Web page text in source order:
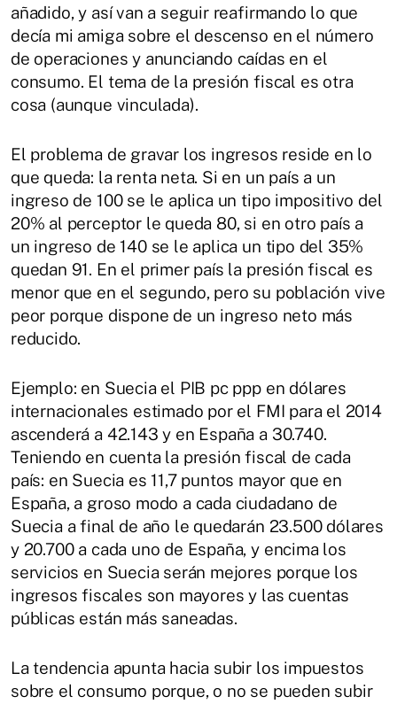
añadido, y así van a seguir reafirmando lo que
decía mi amiga sobre el descenso en el número
de operaciones y anunciando caídas en el
consumo. El tema de la presión fiscal es otra
cosa (aunque vinculada).
El problema de gravar los ingresos reside en lo
que queda: la renta neta. Si en un país a un
ingreso de 100 se le aplica un tipo impositivo del
20% al perceptor le queda 80, si en otro país a
un ingreso de 140 se le aplica un tipo del 35%
quedan 91. En el primer país la presión fiscal es
menor que en el segundo, pero su población vive
peor porque dispone de un ingreso neto más
reducido.
Ejemplo: en Suecia el PIB pc ppp en dólares
internacionales estimado por el FMI para el 2014
ascenderá a 42.143 y en España a 30.740.
Teniendo en cuenta la presión fiscal de cada
país: en Suecia es 11,7 puntos mayor que en
España, a groso modo a cada ciudadano de
Suecia a final de año le quedarán 23.500 dólares
y 20.700 a cada uno de España, y encima los
servicios en Suecia serán mejores porque los
ingresos fiscales son mayores y las cuentas
públicas están más saneadas.
La tendencia apunta hacia subir los impuestos
sobre el consumo porque, o no se pueden subir